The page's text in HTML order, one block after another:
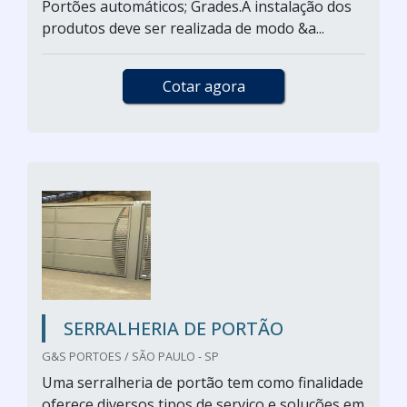
Portões automáticos; Grades.A instalação dos
produtos deve ser realizada de modo &a...
Cotar agora
SERRALHERIA DE PORTÃO
G&S PORTOES / SÃO PAULO - SP
Uma serralheria de portão tem como finalidade